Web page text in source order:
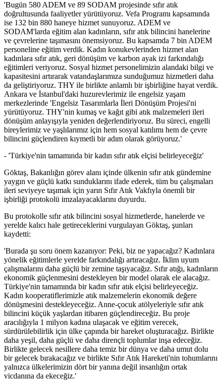
'Bugün 580 ADEM ve 89 SODAM projesinde sıfır atık
doğrultusunda faaliyetler yürütüyoruz. Vefa Programı kapsamında
ise 132 bin 880 haneye hizmet sunuyoruz. ADEM ve
SODAM'larda eğitim alan kadınların, sıfır atık bilincini hanelerine
ve çevrelerine taşımasını önemsiyoruz. Bu kapsamda 7 bin ADEM
personeline eğitim verdik. Kadın konukevlerinden hizmet alan
kadınlara sıfır atık, geri dönüşüm ve karbon ayak izi farkındalığı
eğitimleri veriyoruz. Sosyal hizmet personelimizin alandaki bilgi ve
kapasitesini artırarak vatandaşlarımıza sunduğumuz hizmetleri daha
da geliştiriyoruz. THY ile birlikte anlamlı bir işbirliğine hayat verdik.
Ankara ve İstanbul'daki huzurevlerimiz ile engelsiz yaşam
merkezlerinde 'Engelsiz Tasarımlarla İleri Dönüşüm Projesi'ni
yürütüyoruz. THY'nin kumaş ve kağıt gibi atık malzemeleri ileri
dönüşüm anlayışıyla yeniden değerlendiriyoruz. Bu süreci, engelli
bireylerimiz ve yaşlılarımız için hem sosyal katılımı hem de çevre
bilincini güçlendiren kıymetli bir adım olarak görüyoruz.'
- 'Türkiye'nin tamamında bir kadın sıfır atık elçisi belirleyeceğiz'
Göktaş, Bakanlığın görev alanı içinde ülkenin sıfır atık gündemine
yaygın ve güçlü katkı sunduklarını ifade ederek, tüm bu çalışmaları
ileri seviyeye taşımak için yarın Sıfır Atık Vakfıyla önemli bir
işbirliği protokolü imzalayacaklarını duyurdu.
Bu protokolle sıfır atık bilincini sosyal hizmetlerde, hanelerde ve
yerelde kalıcı hale getireceklerini vurgulayan Göktaş, şunları
kaydetti:
'Burada şu soru önem kazanıyor: Peki, biz ne yapacağız? Kadınlara
yönelik eğitimlerle yerelde farkındalığı artıracağız. İklim uyum
çalışmalarını daha güçlü bir zemine taşıyacağız. Sıfır atığı, kadınların
ekonomik güçlenmesini destekleyen bir model olarak ele alacağız.
Türkiye'nin tamamında bir kadın sıfır atık elçisi belirleyeceğiz.
Kadın kooperatiflerimizle atık malzemelerin ekonomik değere
dönüşmesini destekleyeceğiz. Anne-çocuk atölyeleriyle sıfır atık
bilincini küçük yaşlardan itibaren güçlendireceğiz. Bu proje
aracılığıyla 1 milyon kadına ulaşacak ve eğitim verecek,
sürdürülebilirlik için ülke çapında bir hareket oluşturacağız. Birlikte
daha yeşil, daha güçlü ve daha dirençli toplumlar inşa edeceğiz.
Birlikte gelecek nesillere daha temiz bir dünya ve daha umut dolu
bir gelecek bırakacağız ve birlikte Sıfır Atık Hareketi'nin tohumlarını
yalnızca ülkelerimizin dört bir yanına değil insanlığın ortak
vicdanına da ekeceğiz.'